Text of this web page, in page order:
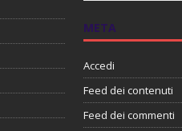
META
Accedi
Feed dei contenuti
Feed dei commenti